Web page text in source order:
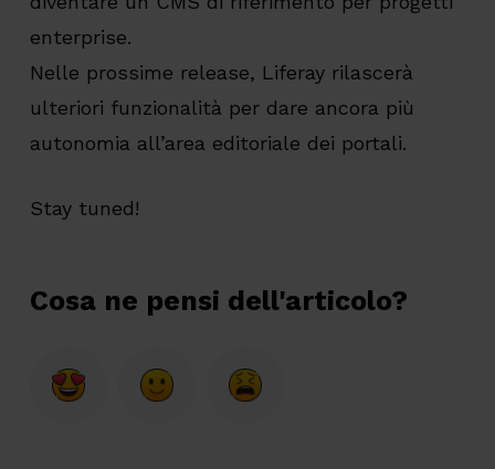
enterprise.
Nelle prossime release, Liferay rilascerà
ulteriori funzionalità per dare ancora più
autonomia all’area editoriale dei portali.
Stay tuned!
Cosa ne pensi dell'articolo?